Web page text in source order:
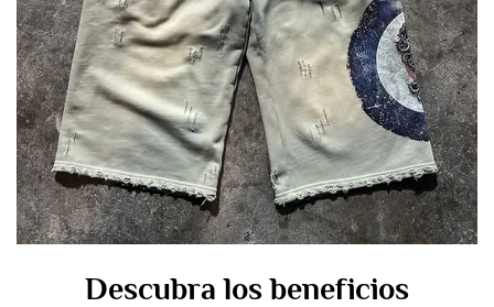
Descubra los beneficios